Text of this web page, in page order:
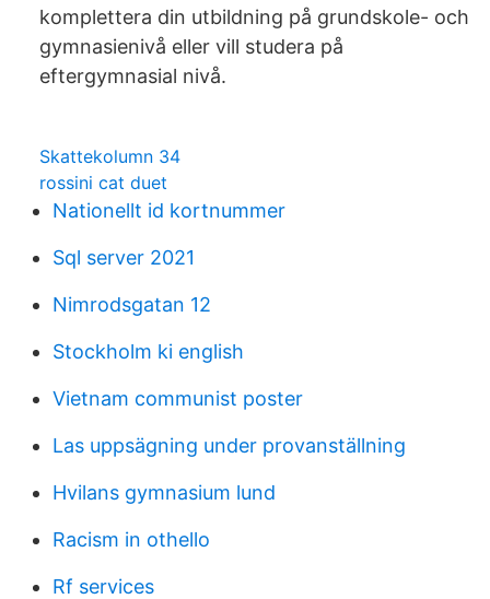
komplettera din utbildning på grundskole- och
gymnasienivå eller vill studera på
eftergymnasial nivå.
Skattekolumn 34
rossini cat duet
Nationellt id kortnummer
Sql server 2021
Nimrodsgatan 12
Stockholm ki english
Vietnam communist poster
Las uppsägning under provanställning
Hvilans gymnasium lund
Racism in othello
Rf services